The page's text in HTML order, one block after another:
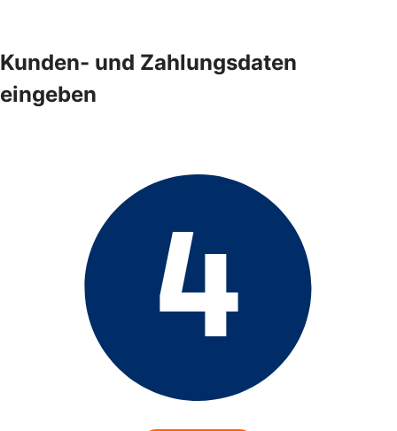
Kunden- und Zahlungsdaten
eingeben